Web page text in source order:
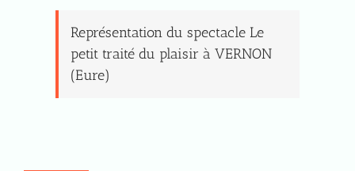
Représentation du spectacle Le
petit traité du plaisir à VERNON
(Eure)